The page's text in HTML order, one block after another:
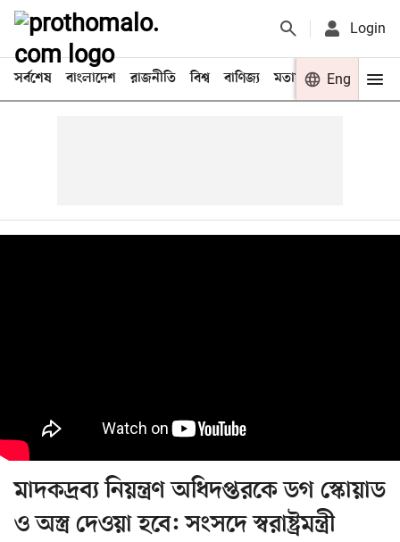
Login
সর্বশেষ বাংলাদেশ রাজনীতি বিশ্ব বাণিজ্য মতামত খেলা
Eng
মাদকদ্রব্য নিয়ন্ত্রণ অধিদপ্তরকে ডগ স্কোয়াড
ও অস্ত্র দেওয়া হবে: সংসদে স্বরাষ্ট্রমন্ত্রী